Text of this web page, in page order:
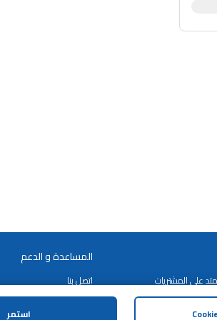
استمر
على المشتريات
المساعدة و الدعم
اتصل بنا
الشروط و الاحكام